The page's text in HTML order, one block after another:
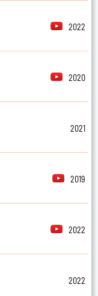
2022
2020
2021
2019
2022
2022